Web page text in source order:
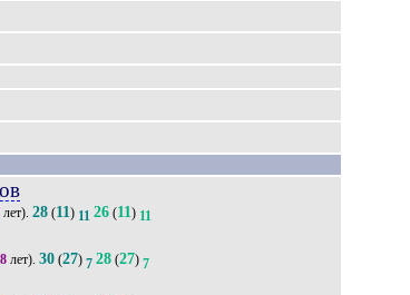
лет).28 (11) 11 26 (11) 11
лет).30 (27) 7 28 (27) 7